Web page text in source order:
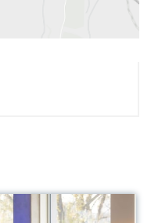
aby powiększyć